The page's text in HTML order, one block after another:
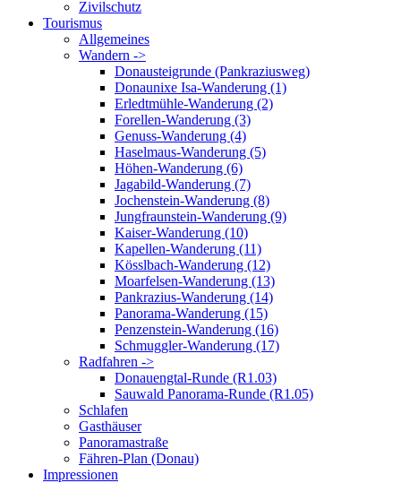
Zivilschutz
Tourismus
Allgemeines
Wandern ->
Donausteigrunde (Pankraziusweg)
Donaunixe Isa-Wanderung (1)
Erledtmühle-Wanderung (2)
Forellen-Wanderung (3)
Genuss-Wanderung (4)
Haselmaus-Wanderung (5)
Höhen-Wanderung (6)
Jagabild-Wanderung (7)
Jochenstein-Wanderung (8)
Jungfraunstein-Wanderung (9)
Kaiser-Wanderung (10)
Kapellen-Wanderung (11)
Kösslbach-Wanderung (12)
Moarfelsen-Wanderung (13)
Pankrazius-Wanderung (14)
Panorama-Wanderung (15)
Penzenstein-Wanderung (16)
Schmuggler-Wanderung (17)
Radfahren ->
Donauengtal-Runde (R1.03)
Sauwald Panorama-Runde (R1.05)
Schlafen
Gasthäuser
Panoramastraße
Fähren-Plan (Donau)
Impressionen